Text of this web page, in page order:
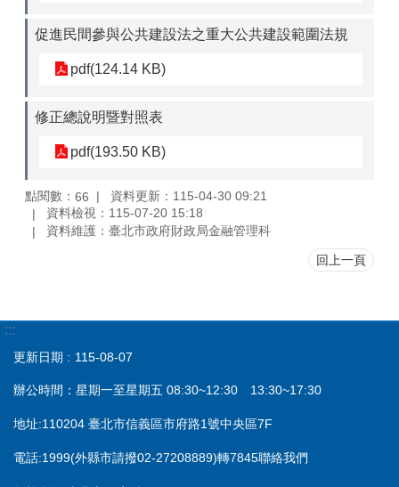
促進民間參與公共建設法之重大公共建設範圍法規
pdf(124.14 KB)
修正總說明暨對照表
pdf(193.50 KB)
點閱數： 66
資料更新：115-04-30 09:21
資料檢視：115-07-20 15:18
資料維護：臺北市政府財政局金融管理科
回上一頁
:::
更新日期 115-08-07
辦公時間：星期一至星期五 08:30~12:30 13:30~17:30
地址:110204 臺北市信義區市府路1號中央區7F
電話:1999(外縣市請撥02-27208889)轉7845聯絡我們